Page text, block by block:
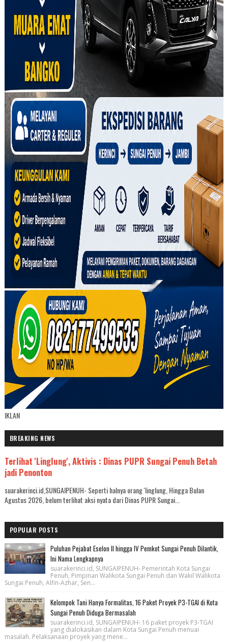
IKLAN
BREAKING NEWS
Terlihat 'Linglung', Aktivis : Dinas PUPR Sungai Penuh Betah
jadi Penonton
suarakerinci.id,SUNGAIPENUH- Seperti halnya orang 'linglung, Hingga Bulan
Agustus 2026, belum terlihat aksi nyata dari Dinas PUPR Sungai...
POPULAR POSTS
Puluhan Pejabat Eselon II hingga IV Pemkot Sungai Penuh Dilantik,
Ini Nama Lengkapnya
suarakerinci.id, SUNGAIPENUH- Pemerintah Kota Sungai
Penuh, Pimpinan Walikota Sungai Penuh dan Wakil Walikota
Sungai Penuh, Alfin-Azhar, Sen...
Kelompok Tani Hanya Formalitas, 16 Paket Proyek P3-TGAI di Kota
Sungai Penuh Diduga Bermasalah
suarakerinci.id, SUNGAIPENUH- 16 paket proyek P3-TGAI
yang dialokasikan dalam Kota Sungai Penuh menuai
masalah. Pelaksanaan proyek yang mene...